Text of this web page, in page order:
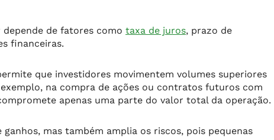
de fatores como taxa de juros, prazo de
financeiras.
que investidores movimentem volumes superiores
na compra de ações ou contratos futuros com
apenas uma parte do valor total da operação.
mas também amplia os riscos, pois pequenas